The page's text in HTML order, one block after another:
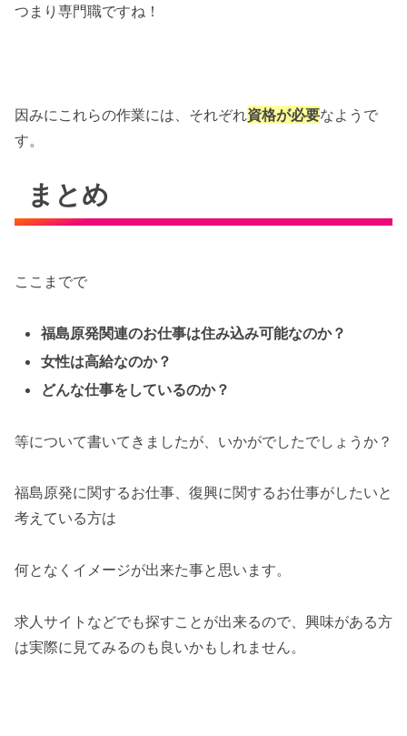
つまり専門職ですね！
因みにこれらの作業には、それぞれ資格が必要なようで
す。
まとめ
ここまでで
福島原発関連のお仕事は住み込み可能なのか？
女性は高給なのか？
どんな仕事をしているのか？
等について書いてきましたが、いかがでしたでしょうか？
福島原発に関するお仕事、復興に関するお仕事がしたいと
考えている方は
何となくイメージが出来た事と思います。
求人サイトなどでも探すことが出来るので、興味がある方
は実際に見てみるのも良いかもしれません。